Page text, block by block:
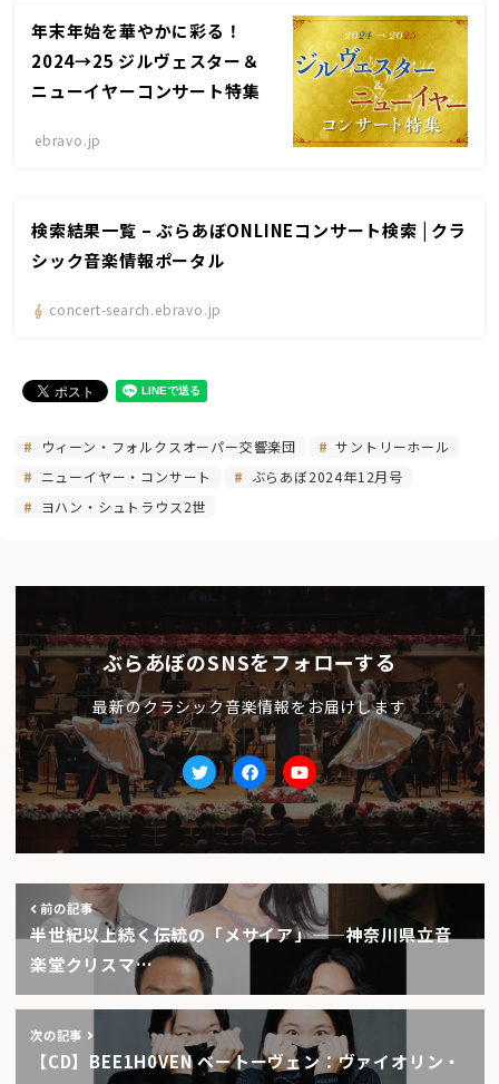
年末年始を華やかに彩る！
2024→25 ジルヴェスター＆
ニューイヤーコンサート特集
ebravo.jp
検索結果一覧 – ぶらあぼONLINEコンサート検索 | クラ
シック音楽情報ポータル
concert-search.ebravo.jp
ウィーン・フォルクスオーパー交響楽団
サントリーホール
ニューイヤー・コンサート
ぶらあぼ2024年12月号
ヨハン・シュトラウス2世
ぶらあぼのSNSをフォローする
最新のクラシック音楽情報をお届けします
TwitterfacebookYoutube
前の記事
半世紀以上続く伝統の「メサイア」——神奈川県立音
楽堂クリスマ…
次の記事
【CD】BEE1H0VEN ベートーヴェン：ヴァイオリン・